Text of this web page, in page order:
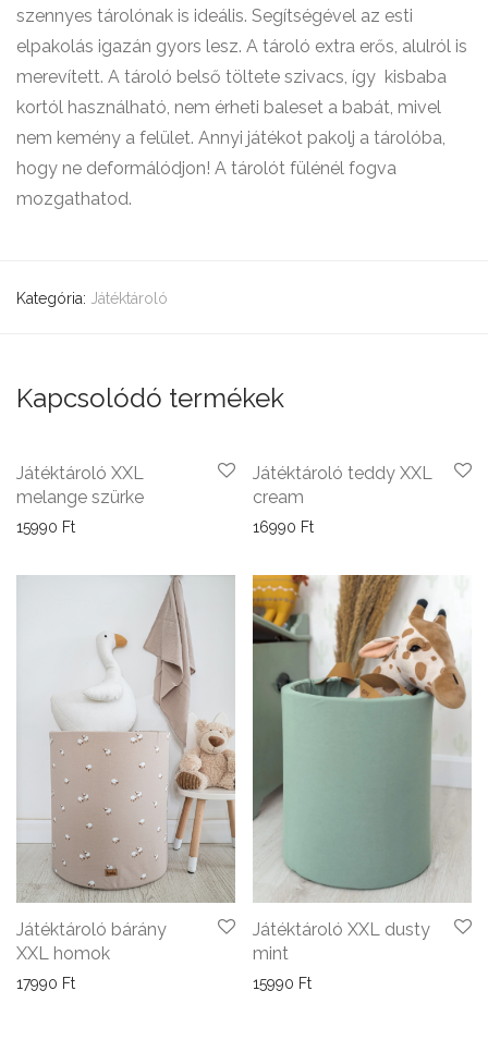
szennyes tárolónak is ideális. Segítségével az esti
elpakolás igazán gyors lesz. A tároló extra erős, alulról is
merevített. A tároló belső töltete szivacs, így kisbaba
kortól használható, nem érheti baleset a babát, mivel
nem kemény a felület. Annyi játékot pakolj a tárolóba,
hogy ne deformálódjon! A tárolót fülénél fogva
mozgathatod.
Kategória: Játéktároló
Kapcsolódó termékek
Játéktároló XXL
melange szürke
15990 Ft
Játéktároló teddy XXL
cream
16990 Ft
Játéktároló bárány
XXL homok
17990 Ft
Játéktároló XXL dusty
mint
15990 Ft